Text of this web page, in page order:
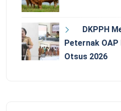
DKPPH
Peternak OAP
Otsus 2026